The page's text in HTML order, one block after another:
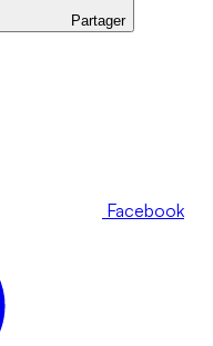
Partager
Facebook